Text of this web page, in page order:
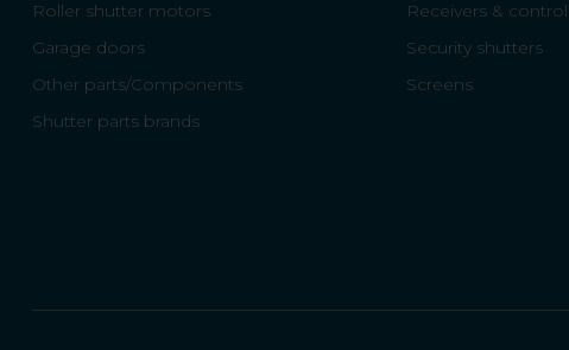
Roller shutter motors
Receivers &
Garage doors
Security shutters
Other parts/Components
Screens
Shutter parts brands